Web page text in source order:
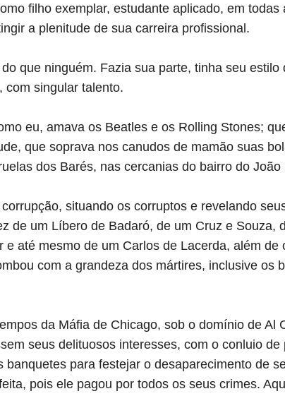
filho exemplar, estudante aplicado, em todas
a plenitude de sua carreira profissional.
que ninguém. Fazia sua parte, tinha seu estilo
com singular talento.
eu, amava os Beatles e os Rolling Stones;
que soprava nos canudos de mamão suas
dos Barés, nas cercanias do bairro do João
situando os corruptos e revelando
de um Líbero de Badaró, de um Cruz e Souza,
e até mesmo de um Carlos de Lacerda, além de
com a grandeza dos mártires, inclusive os
da Máfia de Chicago, sob o domínio de Al
seus delituosos interesses, com o conluio de
banquetes para festejar o desaparecimento de
pois ele pagou por todos os seus crimes.